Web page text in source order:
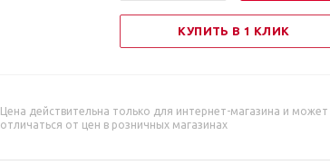
КУПИТЬ В 1 КЛИК
Цена действительна только для интернет-магазина и может
отличаться от цен в розничных магазинах